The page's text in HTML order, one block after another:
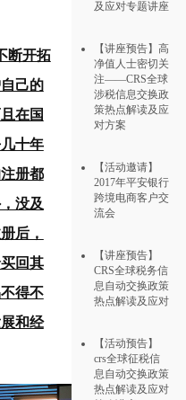
断开拓
己的
在国
十年
册都
没及
后，
回其
得不
和经
及应对专题讲座
【讲座预告】高
净值人士密切关
注——CRS全球
涉税信息交换政
策热点解读及应
对方案
【活动邀请】
2017年平安银行
跨境电商客户交
流会
【讲座预告】
CRS全球税务信
息自动交换政策
热点解读及应对
【活动预告】
crs全球征税信
息自动交换政策
热点解读及应对